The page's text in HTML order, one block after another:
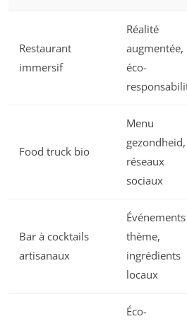
Restaurant
immersif
Réalité
augmentée,
éco-
Food truck bio
Menu
gezondheid,
réseaux
sociaux
Bar à cocktails
artisanaux
thème,
ingrédients
locaux
Éco-